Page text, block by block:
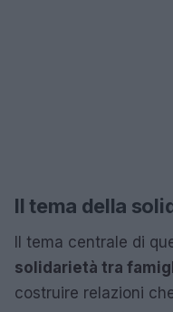
Il tema della
Il tema centrale di
solidarietà tra
costruire relazioni